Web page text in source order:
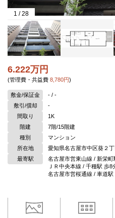
1 /28
6.222万円
(管理費・共益費 8,780円)
敷金/保証金 - / -
敷引/償却
-
間取り
1K
階建
7階/15階建
種別
マンション
所在地
愛知県名古屋市中区葵２丁
最寄駅
名古屋市営東山線 / 新栄町
ＪＲ中央本線 / 千種駅 歩8
名古屋市営桜通線 / 車道駅